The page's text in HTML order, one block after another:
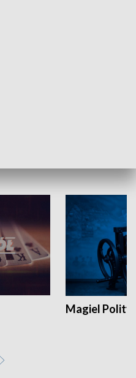
Magiel